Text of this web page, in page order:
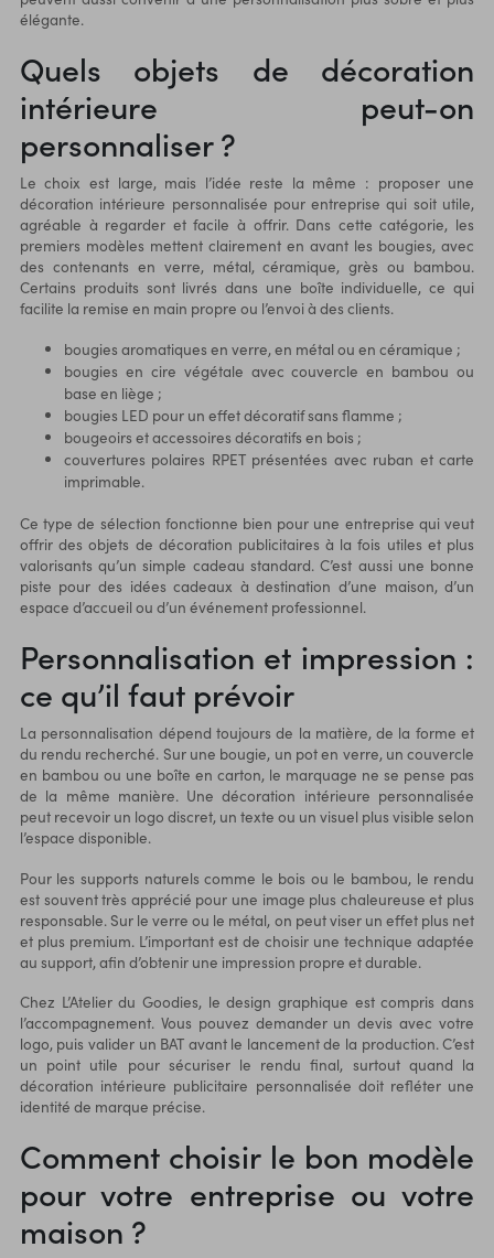
élégante.
Quels objets de décoration
intérieure peut-on
personnaliser ?
Le choix est large, mais l’idée reste la même : proposer une
décoration intérieure personnalisée pour entreprise qui soit utile,
agréable à regarder et facile à offrir. Dans cette catégorie, les
premiers modèles mettent clairement en avant les bougies, avec
des contenants en verre, métal, céramique, grès ou bambou.
Certains produits sont livrés dans une boîte individuelle, ce qui
facilite la remise en main propre ou l’envoi à des clients.
bougies aromatiques en verre, en métal ou en céramique ;
bougies en cire végétale avec couvercle en bambou ou
base en liège ;
bougies LED pour un effet décoratif sans flamme ;
bougeoirs et accessoires décoratifs en bois ;
couvertures polaires RPET présentées avec ruban et carte
imprimable.
Ce type de sélection fonctionne bien pour une entreprise qui veut
offrir des objets de décoration publicitaires à la fois utiles et plus
valorisants qu’un simple cadeau standard. C’est aussi une bonne
piste pour des idées cadeaux à destination d’une maison, d’un
espace d’accueil ou d’un événement professionnel.
Personnalisation et impression :
ce qu’il faut prévoir
La personnalisation dépend toujours de la matière, de la forme et
du rendu recherché. Sur une bougie, un pot en verre, un couvercle
en bambou ou une boîte en carton, le marquage ne se pense pas
de la même manière. Une décoration intérieure personnalisée
peut recevoir un logo discret, un texte ou un visuel plus visible selon
l’espace disponible.
Pour les supports naturels comme le bois ou le bambou, le rendu
est souvent très apprécié pour une image plus chaleureuse et plus
responsable. Sur le verre ou le métal, on peut viser un effet plus net
et plus premium. L’important est de choisir une technique adaptée
au support, afin d’obtenir une impression propre et durable.
Chez L’Atelier du Goodies, le design graphique est compris dans
l’accompagnement. Vous pouvez demander un devis avec votre
logo, puis valider un BAT avant le lancement de la production. C’est
un point utile pour sécuriser le rendu final, surtout quand la
décoration intérieure publicitaire personnalisée doit refléter une
identité de marque précise.
Comment choisir le bon modèle
pour votre entreprise ou votre
maison ?